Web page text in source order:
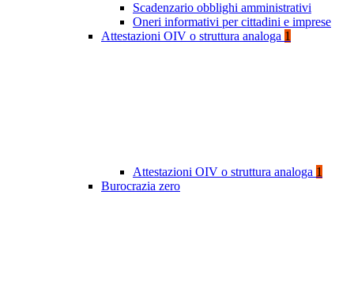
Scadenzario obblighi amministrativi
Oneri informativi per cittadini e imprese
Attestazioni OIV o struttura analoga 1
Attestazioni OIV o struttura analoga 1
Burocrazia zero